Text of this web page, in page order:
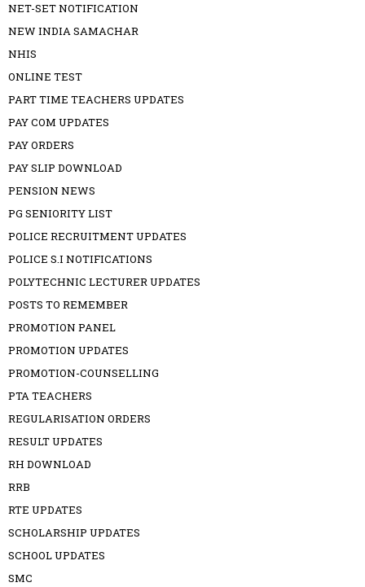
NET-SET NOTIFICATION
NEW INDIA SAMACHAR
NHIS
ONLINE TEST
PART TIME TEACHERS UPDATES
PAY COM UPDATES
PAY ORDERS
PAY SLIP DOWNLOAD
PENSION NEWS
PG SENIORITY LIST
POLICE RECRUITMENT UPDATES
POLICE S.I NOTIFICATIONS
POLYTECHNIC LECTURER UPDATES
POSTS TO REMEMBER
PROMOTION PANEL
PROMOTION UPDATES
PROMOTION-COUNSELLING
PTA TEACHERS
REGULARISATION ORDERS
RESULT UPDATES
RH DOWNLOAD
RRB
RTE UPDATES
SCHOLARSHIP UPDATES
SCHOOL UPDATES
SMC